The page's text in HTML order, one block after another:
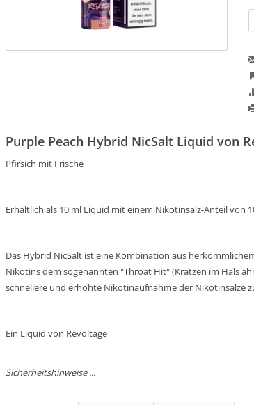
Purple Peach Hybrid NicSalt Liquid von
Pfirsich mit Frische
Erhältlich als 10 ml Liquid mit einem Nikotinsalz-Anteil von
Das Hybrid NicSalt ist eine Kombination aus
Nikotins dem sogenannten "Throat Hit" (Kratzen im Hals
schnellere und erhöhte Nikotinaufnahme der Nikotinsalze
Ein Liquid von Revoltage
Sicherheitshinweise ...